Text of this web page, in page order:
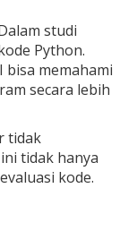
studi
Python.
memahami
secara lebih
tidak
tidak hanya
kode.